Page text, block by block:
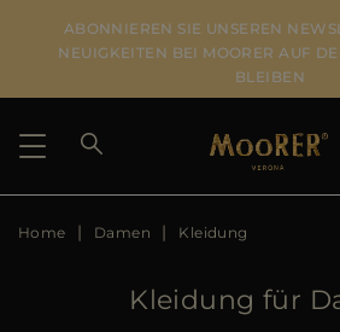
ABONNIEREN SIE UNSEREN
NEUIGKEITEN BEI MOORER AUF
BLEIBEN
LIEFERLAND
DE
Home Damen Kleidung
Kleidung für